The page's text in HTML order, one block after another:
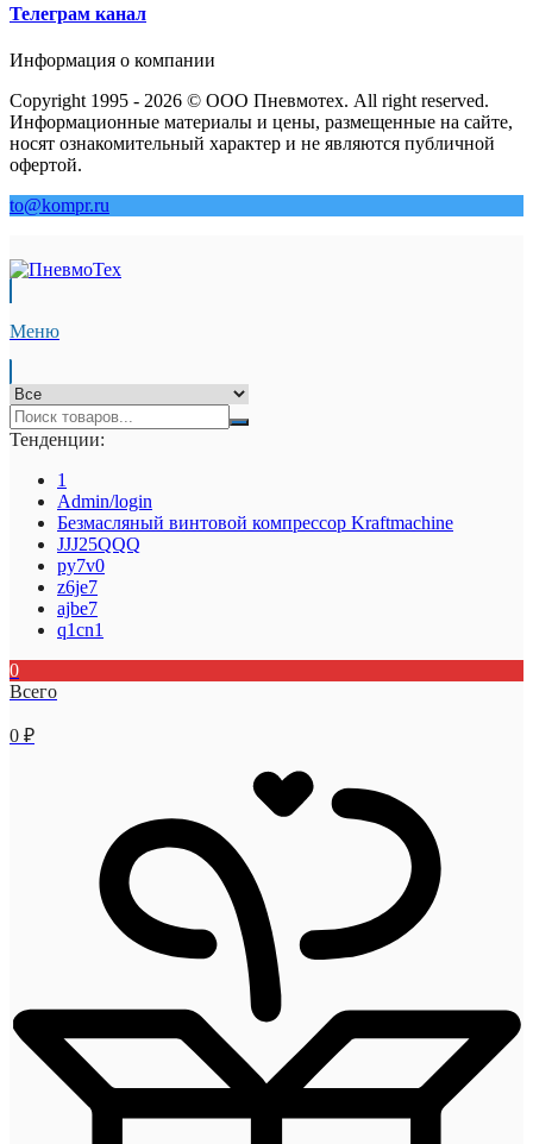
Телеграм канал
Информация о компании
Copyright 1995 - 2026 © ООО Пневмотех. All right reserved.
Информационные материалы и цены, размещенные на сайте,
носят ознакомительный характер и не являются публичной
офертой.
to@kompr.ru
Меню
Тенденции:
1
Admin/login
Безмасляный винтовой компрессор Kraftmaсhine
JJJ25QQQ
py7v0
z6je7
ajbe7
q1cn1
0
Всего
0 ₽